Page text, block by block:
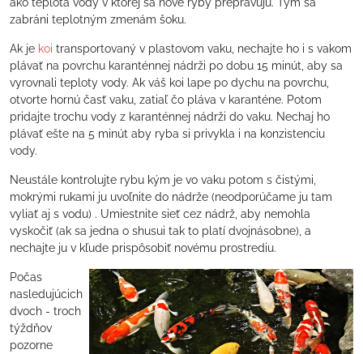
zabráni teplotným zmenám šoku.
Ak je koi transportovaný v plastovom vaku, nechajte ho i s vakom
plávať na povrchu karanténnej nádrži po dobu 15 minút, aby sa
vyrovnali teploty vody. Ak váš koi lape po dychu na povrchu,
otvorte hornú časť vaku, zatiaľ čo pláva v karanténe. Potom
pridajte trochu vody z karanténnej nádrži do vaku. Nechaj ho
plávať ešte na 5 minút aby ryba si privykla i na konzistenciu
vody.
Neustále kontrolujte rybu kým je vo vaku potom s čistými,
mokrými rukami ju uvoľnite do nádrže (neodporúčame ju tam
vyliať aj s vodu) . Umiestnite sieť cez nádrž, aby nemohla
vyskočiť (ak sa jedna o shusui tak to platí dvojnásobne), a
nechajte ju v kľude prispôsobiť novému prostrediu.
Počas
nasledujúcich
dvoch - troch
týždňov
pozorne